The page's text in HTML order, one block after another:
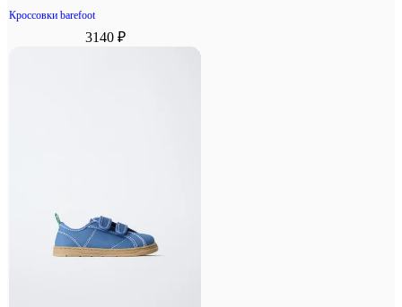
Кроссовки barefoot
3140 ₽